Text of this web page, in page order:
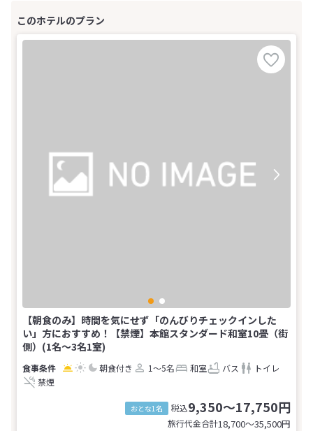
【朝食のみ】時間を気にせず「のんびりチェックインした
い」方におすすめ！【禁煙】本館スタンダード和室10畳（街
側）(1名～3名1室)
朝食付き 1～5名 和室 バス
トイレ
禁煙
おとな1名 税込9,350～17,750円
旅行代金合計18,700〜35,500円